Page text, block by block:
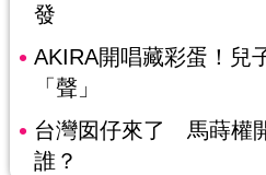
發
AKIRA開唱藏彩蛋！兒
「聲」
台灣囡仔來了 馬蒔權
誰？